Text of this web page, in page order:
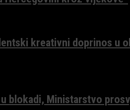
kreativni doprinos u
blokadi, Ministarstvo